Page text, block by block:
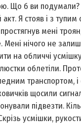
Що б ви
Я стояв і з
мені
нічого не
на обличчі
облетіли.
транспортом,
щосили
підвезти.
усмішки,